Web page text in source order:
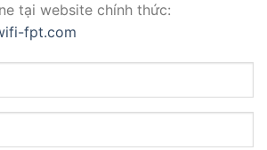
tại website chính thức:
fpt.com